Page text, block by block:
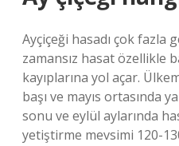
Ayçiçeği hasadı çok fazla
zamansız hasat özellikle
kayıplarına yol açar.
başı ve mayıs ortasında
sonu ve eylül aylarında
yetiştirme mevsimi 120-